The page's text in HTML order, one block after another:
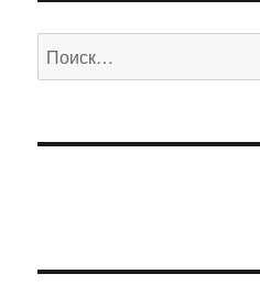
Искать: